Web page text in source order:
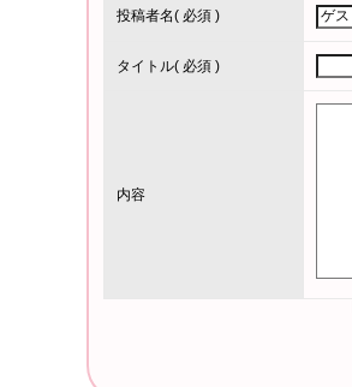
投稿者名( 必須 )
タイトル( 必須 )
内容